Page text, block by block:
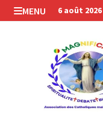
Passer
au
MENU 6 août 2026